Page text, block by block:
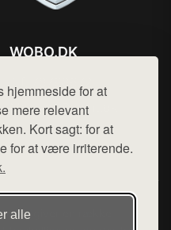
hjemmeside for at
mere relevant
Kort sagt: for at
for at være irriterende.
alle
WOBO.DK
Mail: hej@want.dk
Cookie- og privatlivspolitik
udgiver en række